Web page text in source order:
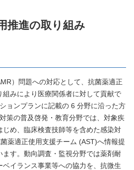
推進の取り組み
）問題への対応として、抗菌薬適正
みにより医療関係者に対して貢献で
ョンプランに記載の 6 分野に沿った方
策の普及啓発・教育分野では、対象疾
じめ、臨床検査技師等を含めた感染対
薬適正使用支援チーム (AST)へ情報提
す。動向調査・監視分野では薬剤耐
イランス事業等への協力を、抗微生